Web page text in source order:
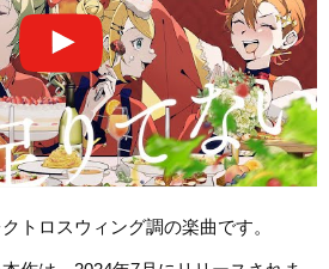
トロスウィング調の楽曲です。